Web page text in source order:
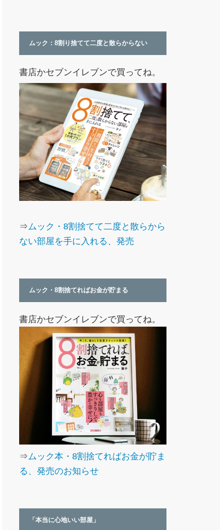
ムック：8割り捨てて二度と散らからない
書店かセブンイレブンで買ってね。
⇒ムック・8割捨てて二度と散らから
ない部屋を手に入れる、発売
ムック・8割捨てればお金が貯まる
書店かセブンイレブンで買ってね。
⇒ムック本・8割捨てればお金が貯ま
る、発売のお知らせ
「本当に心地いい部屋」